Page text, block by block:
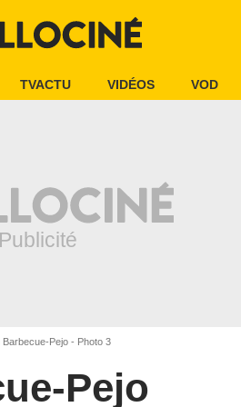
TVACTU VIDÉOS VOD
Barbecue-Pejo - Photo 3
Pejo